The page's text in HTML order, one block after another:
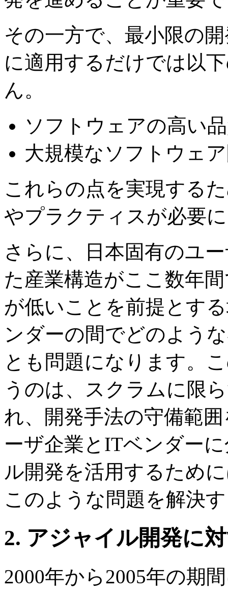
その一方で、最小限の
に適用するだけでは以
ん。
ソフトウェアの高い
大規模なソフトウェ
これらの点を実現する
やプラクティスが必要
さらに、日本固有のユ
た産業構造がここ数年
が低いことを前提とす
ンダーの間でどのよう
とも問題になります。
うのは、スクラムに限
れ、開発手法の守備範
ーザ企業とITベンダー
ル開発を活用するため
このような問題を解決
2. アジャイル開発に
2000年から2005年の期